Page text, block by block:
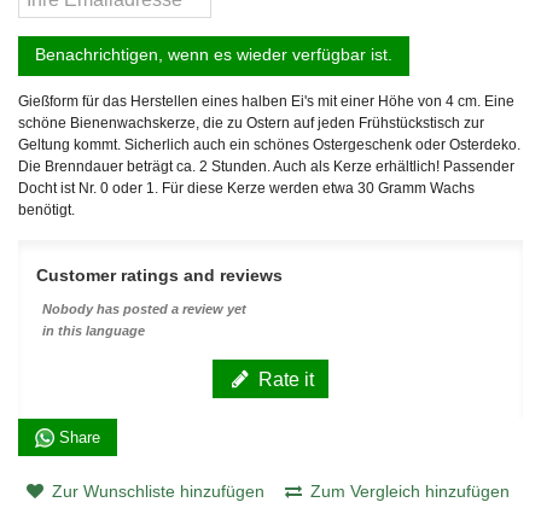
Benachrichtigen, wenn es wieder verfügbar ist.
Gießform für das Herstellen eines halben Ei's mit einer Höhe von 4 cm. Eine
schöne Bienenwachskerze, die zu Ostern auf jeden Frühstückstisch zur
Geltung kommt. Sicherlich auch ein schönes Ostergeschenk oder Osterdeko.
Die Brenndauer beträgt ca. 2 Stunden. Auch als Kerze erhältlich! Passender
Docht ist Nr. 0 oder 1. Für diese Kerze werden etwa 30 Gramm Wachs
benötigt.
Customer ratings and reviews
Nobody has posted a review yet
in this language
Rate it
Share
Zur Wunschliste hinzufügen
Zum Vergleich hinzufügen